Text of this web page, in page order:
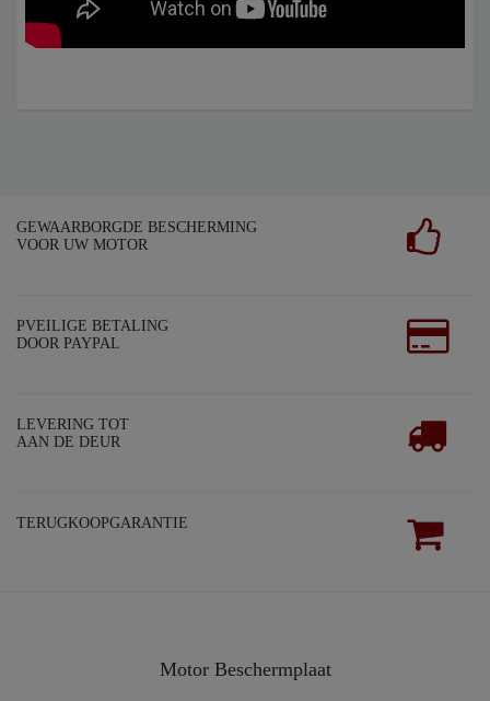
GEWAARBORGDE BESCHERMING
VOOR UW MOTOR
PVEILIGE BETALING
DOOR PAYPAL
LEVERING TOT
AAN DE DEUR
TERUGKOOPGARANTIE
Motor Beschermplaat